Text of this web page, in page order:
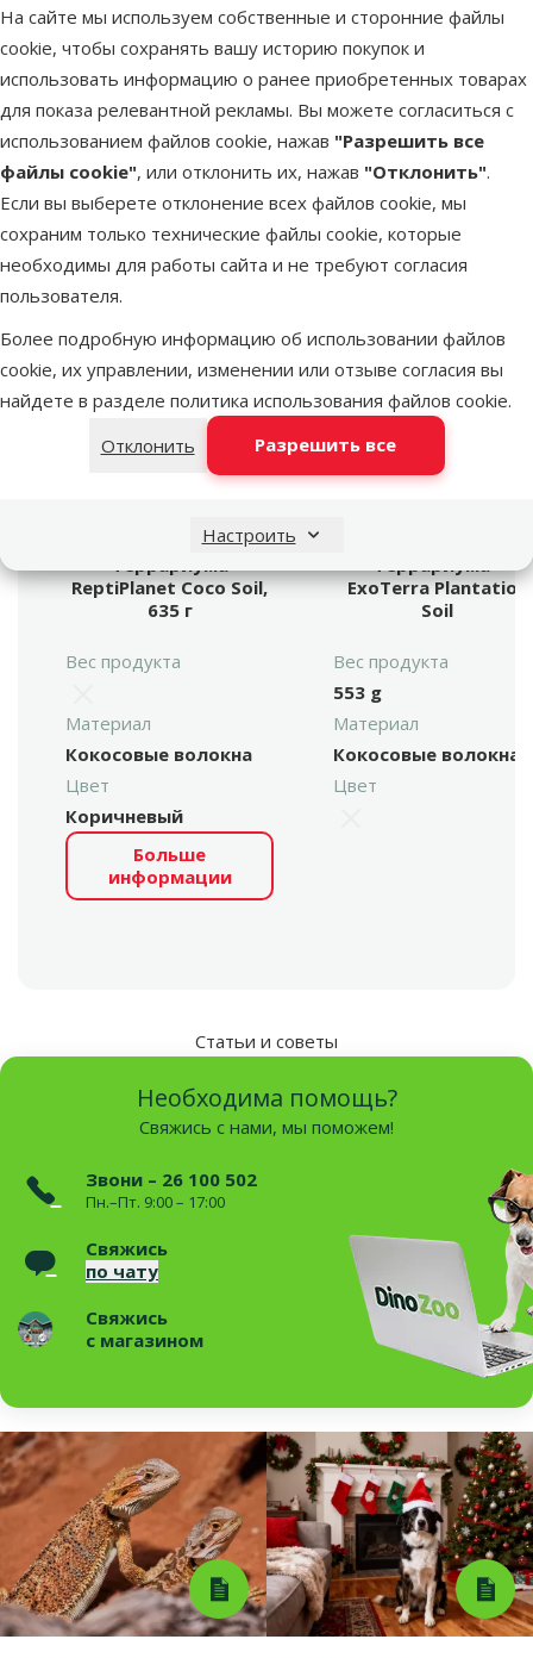
На сайте мы используем собственные и сторонние файлы
cookie, чтобы сохранять вашу историю покупок и
использовать информацию о ранее приобретенных товарах
для показа релевантной рекламы. Вы можете согласиться с
использованием файлов cookie, нажав "Разрешить все
файлы cookie", или отклонить их, нажав "Отклонить".
Если вы выберете отклонение всех файлов cookie, мы
сохраним только технические файлы cookie, которые
необходимы для работы сайта и не требуют согласия
пользователя.
Более подробную информацию об использовании файлов
cookie, их управлении, изменении или отзыве согласия вы
найдете в разделе политика использования файлов cookie.
Отклонить
Разрешить все
Настроить
Вес продукта
553 g
Кокосовые волокна
Бренд
Номер в каталоге
EAN
015561227704
Лучшее для твоего питомца
Dino Zoo рекомендует
Субстрат для
ReptiPlanet Coco Soil,
635 г
ExoTerra Plantation
Soil
Вес продукта
Вес продукта
553 g
Материал
Кокосовые волокна
Материал
Кокосовые волокна
Цвет
Коричневый
Цвет
Больше
информации
Статьи и советы
Необходима помощь?
Свяжись с нами, мы поможем!
Звони – 26 100 502
Пн.–Пт. 9:00 – 17:00
Свяжись
по чату
Свяжись
с магазином